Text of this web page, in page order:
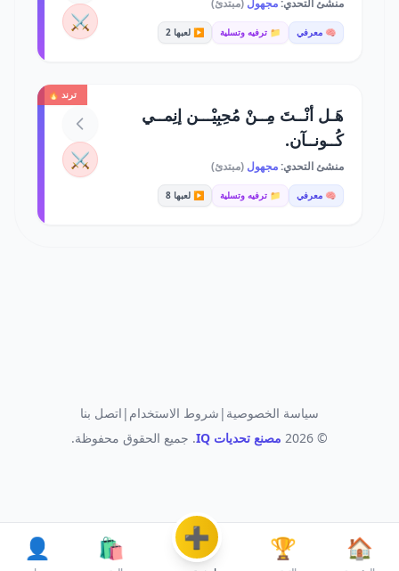
منشئ التحدي:مجهول (مبتدئ)
🧠 معرفي 📁 ترفيه وتسلية ▶️ لعبها 2 ⚔️
ترند 🔥
هَـل أنْــتَ مِــنْ مُحِبِيْـــن إنِمــي
كُــونــآن.
منشئ التحدي:مجهول (مبتدئ)
🧠 معرفي 📁 ترفيه وتسلية ▶️ لعبها 8
⚔️
🏠
🏆
➕
🛍️
👤
سياسة الخصوصية | شروط الاستخدام | اتصل بنا
© 2026
مصنع تحديات IQ . جميع الحقوق محفوظة.